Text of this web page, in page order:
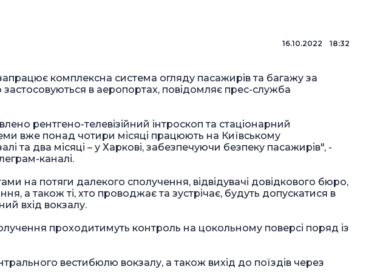
16.10.2022 18:32
комплексна система огляду пасажирів та багажу за
в аеропортах, повідомляє прес-служба
рентгено-телевізійний інтроскоп та стаціонарний
вже понад чотири місяці працюють на Київському
та два місяці – у Харкові, забезпечуючи безпеку пасажирів", -
каналі.
на потяги далекого сполучення, відвідувачі довідкового бюро,
а також ті, хто проводжає та зустрічає, будуть допускатися в
вхід вокзалу.
проходитимуть контроль на цокольному поверсі поряд із
вестибюлю вокзалу, а також вихід до поїздів через